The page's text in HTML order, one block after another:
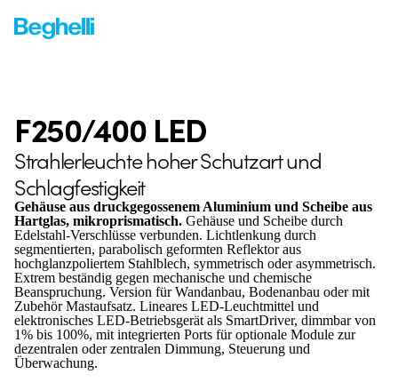
F250/400 LED
Strahlerleuchte hoher Schutzart und
Schlagfestigkeit
Gehäuse aus druckgegossenem Aluminium und Scheibe aus
Hartglas, mikroprismatisch. Gehäuse und Scheibe durch
Edelstahl-Verschlüsse verbunden. Lichtlenkung durch
segmentierten, parabolisch geformten Reflektor aus
hochglanzpoliertem Stahlblech, symmetrisch oder asymmetrisch.
Extrem beständig gegen mechanische und chemische
Beanspruchung. Version für Wandanbau, Bodenanbau oder mit
Zubehör Mastaufsatz. Lineares LED-Leuchtmittel und
elektronisches LED-Betriebsgerät als SmartDriver, dimmbar von
1% bis 100%, mit integrierten Ports für optionale Module zur
dezentralen oder zentralen Dimmung, Steuerung und
Überwachung.